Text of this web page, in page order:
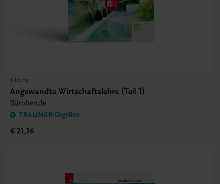
Bildung
Angewandte Wirtschaftslehre (Teil 1)
Büroberufe
TRAUNER-DigiBox
€ 21,36